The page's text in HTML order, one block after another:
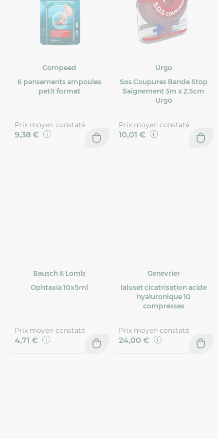
Compeed
6 pansements ampoules
petit format
Prix moyen constaté
9,38 €
Urgo
Sos Coupures Bande Stop
Saignement 3m x 2,5cm
Urgo
Prix moyen constaté
10,01 €
Bausch & Lomb
Ophtaxia 10x5ml
Prix moyen constaté
4,71 €
Genevrier
Ialuset cicatrisation acide
hyaluronique 10
compresses
Prix moyen constaté
24,00 €